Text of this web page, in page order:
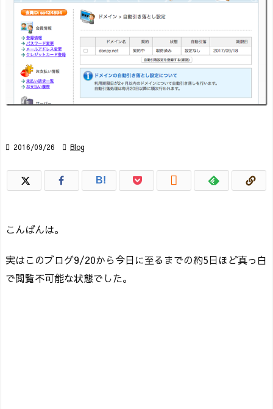
 2016/09/26  Blog
B! 
こんばんは。
実はこのブログ9/20から今日に至るまでの約5日ほど真っ白
で閲覧不可能な状態でした。